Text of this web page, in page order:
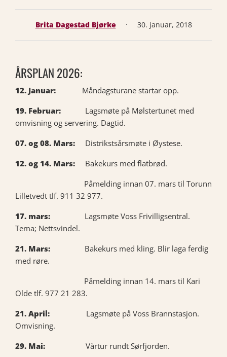
Brita Dagestad Bjørke · 30. januar, 2018
ÅRSPLAN 2026:
12. Januar:
Måndagsturane startar opp.
19. Februar: Lagsmøte på Mølstertunet med
omvisning og servering. Dagtid.
07. og 08. Mars:
Distrikstsårsmøte i Øystese.
12. og 14. Mars: Bakekurs med flatbrød.
Påmelding innan 07. mars til Torunn
Lilletvedt tlf. 911 32 977.
17. mars:
Lagsmøte Voss Frivilligsentral.
Tema; Nettsvindel.
21. Mars: Bakekurs med kling. Blir laga ferdig
med røre.
Påmelding innan 14. mars til Kari
Olde tlf. 977 21 283.
21. April: Lagsmøte på Voss Brannstasjon.
Omvisning.
29. Mai: Vårtur rundt Sørfjorden.